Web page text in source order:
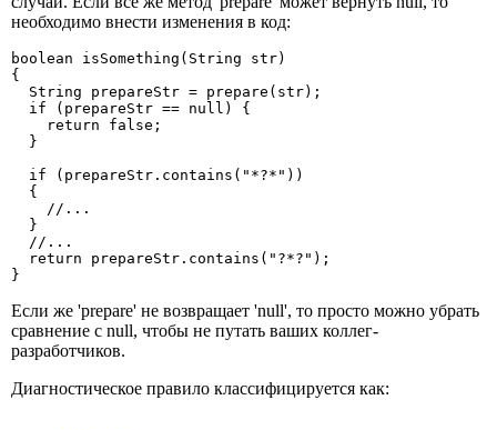
необходимо внести изменения в код:
boolean isSomething(String str)
{
  String prepareStr = prepare(str);
  if (prepareStr == null) {
    return false;
  }
  if (prepareStr.contains("*?*"))
  {
    //...
  }
  //...
  return prepareStr.contains("?*?");
}
Если же 'prepare' не возвращает 'null', то просто можно убрать
сравнение с null, чтобы не путать ваших коллег-
разработчиков.
Диагностическое правило классифицируется как: